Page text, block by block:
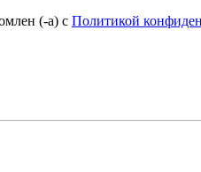
(-а) c Политикой